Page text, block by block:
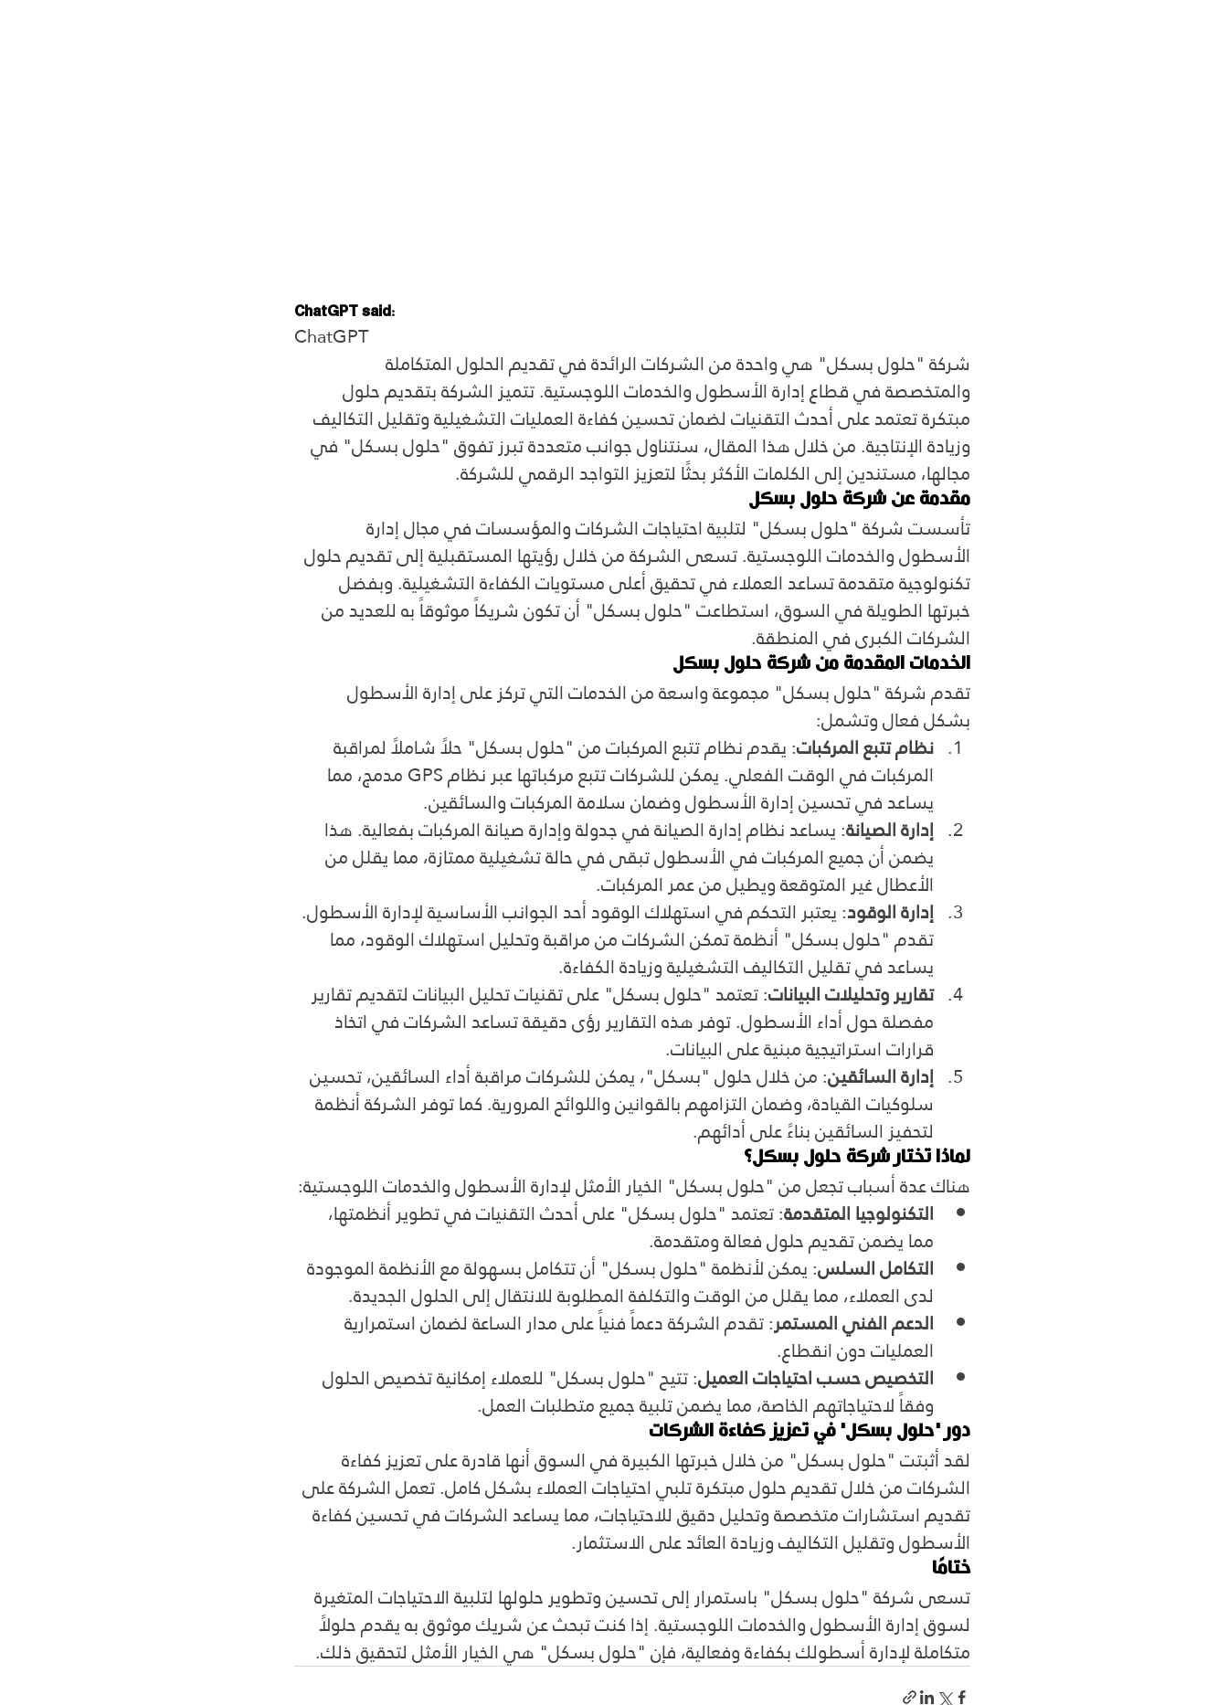
ChatGPT said:
ChatGPT
شركة "حلول بسكل" هي واحدة من الشركات الرائدة في تقديم الحلول المتكاملة
والمتخصصة في قطاع إدارة الأسطول والخدمات اللوجستية. تتميز الشركة بتقديم حلول
مبتكرة تعتمد على أحدث التقنيات لضمان تحسين كفاءة العمليات التشغيلية وتقليل التكاليف
وزيادة الإنتاجية. من خلال هذا المقال، سنتناول جوانب متعددة تبرز تفوق "حلول بسكل" في
مجالها، مستندين إلى الكلمات الأكثر بحثًا لتعزيز التواجد الرقمي للشركة.
مقدمة عن شركة حلول بسكل
تأسست شركة "حلول بسكل" لتلبية احتياجات الشركات والمؤسسات في مجال إدارة
الأسطول والخدمات اللوجستية. تسعى الشركة من خلال رؤيتها المستقبلية إلى تقديم حلول
تكنولوجية متقدمة تساعد العملاء في تحقيق أعلى مستويات الكفاءة التشغيلية. وبفضل
خبرتها الطويلة في السوق، استطاعت "حلول بسكل" أن تكون شريكاً موثوقاً به للعديد من
الشركات الكبرى في المنطقة.
الخدمات المقدمة من شركة حلول بسكل
تقدم شركة "حلول بسكل" مجموعة واسعة من الخدمات التي تركز على إدارة الأسطول
بشكل فعال وتشمل:
نظام تتبع المركبات: يقدم نظام تتبع المركبات من "حلول بسكل" حلاً شاملاً لمراقبة
المركبات في الوقت الفعلي. يمكن للشركات تتبع مركباتها عبر نظام GPS مدمج، مما
يساعد في تحسين إدارة الأسطول وضمان سلامة المركبات والسائقين.
إدارة الصيانة: يساعد نظام إدارة الصيانة في جدولة وإدارة صيانة المركبات بفعالية. هذا
يضمن أن جميع المركبات في الأسطول تبقى في حالة تشغيلية ممتازة، مما يقلل من
الأعطال غير المتوقعة ويطيل من عمر المركبات.
إدارة الوقود: يعتبر التحكم في استهلاك الوقود أحد الجوانب الأساسية لإدارة الأسطول.
تقدم "حلول بسكل" أنظمة تمكن الشركات من مراقبة وتحليل استهلاك الوقود، مما
يساعد في تقليل التكاليف التشغيلية وزيادة الكفاءة.
تقارير وتحليلات البيانات: تعتمد "حلول بسكل" على تقنيات تحليل البيانات لتقديم تقارير
مفصلة حول أداء الأسطول. توفر هذه التقارير رؤى دقيقة تساعد الشركات في اتخاذ
قرارات استراتيجية مبنية على البيانات.
إدارة السائقين: من خلال حلول "بسكل"، يمكن للشركات مراقبة أداء السائقين، تحسين
سلوكيات القيادة، وضمان التزامهم بالقوانين واللوائح المرورية. كما توفر الشركة أنظمة
لتحفيز السائقين بناءً على أدائهم.
لماذا تختار شركة حلول بسكل؟
هناك عدة أسباب تجعل من "حلول بسكل" الخيار الأمثل لإدارة الأسطول والخدمات اللوجستية:
التكنولوجيا المتقدمة: تعتمد "حلول بسكل" على أحدث التقنيات في تطوير أنظمتها،
مما يضمن تقديم حلول فعالة ومتقدمة.
التكامل السلس: يمكن لأنظمة "حلول بسكل" أن تتكامل بسهولة مع الأنظمة الموجودة
لدى العملاء، مما يقلل من الوقت والتكلفة المطلوبة للانتقال إلى الحلول الجديدة.
الدعم الفني المستمر: تقدم الشركة دعماً فنياً على مدار الساعة لضمان استمرارية
العمليات دون انقطاع.
التخصيص حسب احتياجات العميل: تتيح "حلول بسكل" للعملاء إمكانية تخصيص الحلول
وفقاً لاحتياجاتهم الخاصة، مما يضمن تلبية جميع متطلبات العمل.
دور "حلول بسكل" في تعزيز كفاءة الشركات
لقد أثبتت "حلول بسكل" من خلال خبرتها الكبيرة في السوق أنها قادرة على تعزيز كفاءة
الشركات من خلال تقديم حلول مبتكرة تلبي احتياجات العملاء بشكل كامل. تعمل الشركة على
تقديم استشارات متخصصة وتحليل دقيق للاحتياجات، مما يساعد الشركات في تحسين كفاءة
الأسطول وتقليل التكاليف وزيادة العائد على الاستثمار.
ختامًا
تسعى شركة "حلول بسكل" باستمرار إلى تحسين وتطوير حلولها لتلبية الاحتياجات المتغيرة
لسوق إدارة الأسطول والخدمات اللوجستية. إذا كنت تبحث عن شريك موثوق به يقدم حلولاً
متكاملة لإدارة أسطولك بكفاءة وفعالية، فإن "حلول بسكل" هي الخيار الأمثل لتحقيق ذلك.